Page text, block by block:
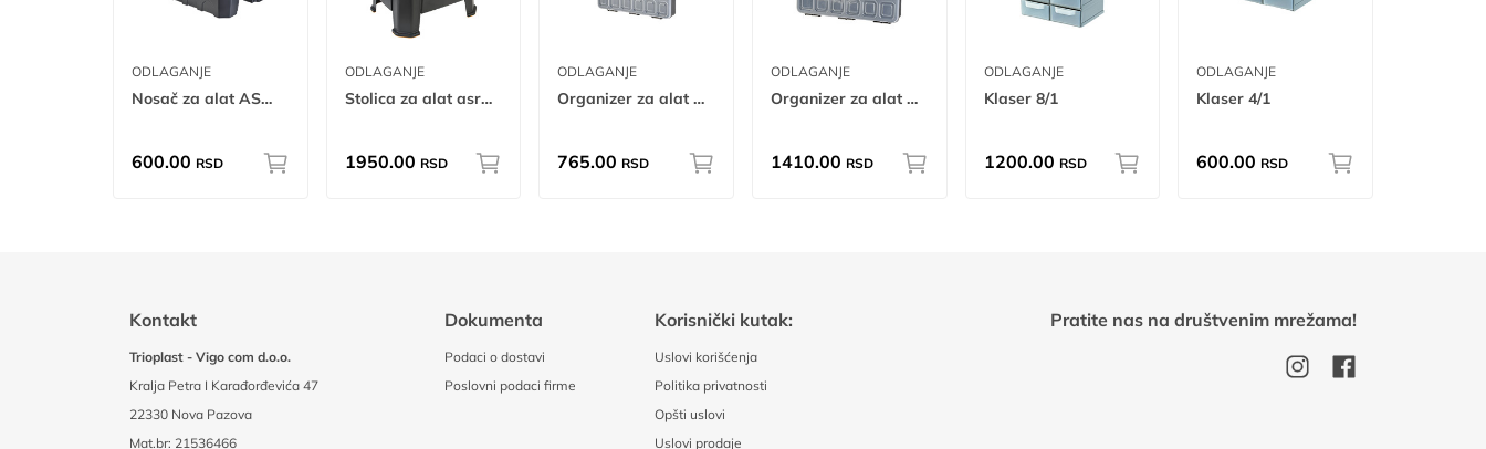
ODLAGANJE
Nosač za alat ASR tr
600.00 RSD
ODLAGANJE
Stolica za alat asr tr
1950.00 RSD
ODLAGANJE
Organizer za alat 13 tr
765.00 RSD
ODLAGANJE
Organizer za alat 20 tr
1410.00 RSD
ODLAGANJE
Klaser 8/1
1200.00 RSD
ODLAGANJE
Klaser 4/1
600.00 RSD
Kontakt
Trioplast - Vigo com d.o.o.
Kralja Petra I Karađorđevića 47
22330 Nova Pazova
Mat.br: 21536466
Dokumenta
Podaci o dostavi
Poslovni podaci firme
Korisnički kutak:
Uslovi korišćenja
Politika privatnosti
Opšti uslovi
Uslovi prodaje
Pratite nas na društvenim mrežama!